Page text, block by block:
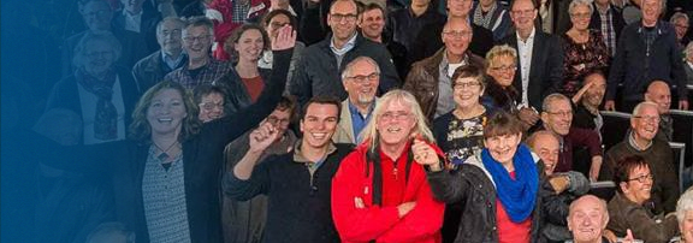
EN ONZE
TOEKOMST
Fred Warbroek, lid Deltawind